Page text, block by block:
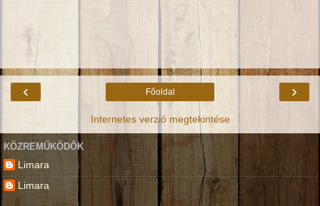
‹ ›
Főoldal
Internetes verzió megtekintése
KÖZREMŰKÖDŐK
Limara
Limara